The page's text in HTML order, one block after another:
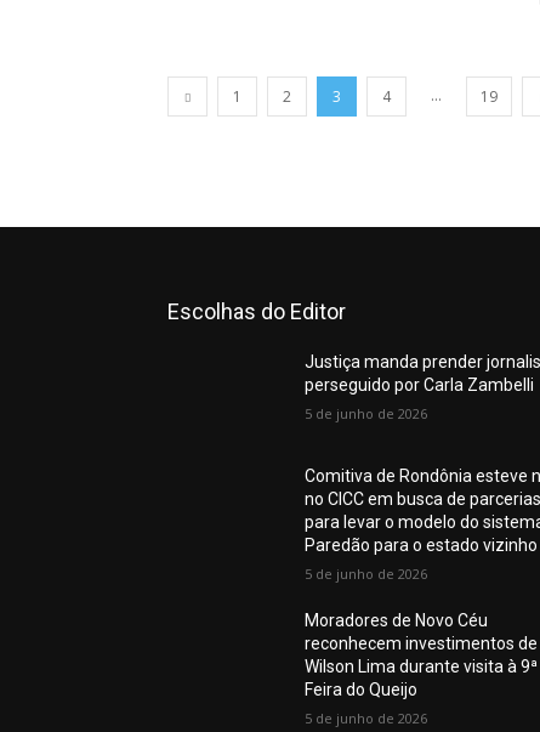
1 2 3 4 ... 19
Escolhas do Editor
Justiça manda prender
perseguido por Carla Zambelli
5 de junho de 2026
Comitiva de Rondônia esteve
no CICC em busca de parcerias
para levar o modelo do
Paredão para o estado vizinho
5 de junho de 2026
Moradores de Novo Céu
reconhecem investimentos de
Wilson Lima durante visita à 9ª
Feira do Queijo
5 de junho de 2026